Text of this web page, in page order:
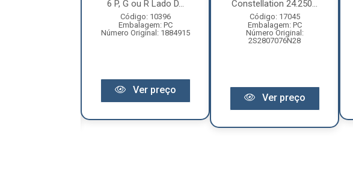
6 P, G ou R Lado D...
Código: 10396
Embalagem: PC
Número Original: 1884915
Ver preço
Constellation 24.250...
Código: 17045
Embalagem: PC
Número Original:
2S2807076N28
Ver preço